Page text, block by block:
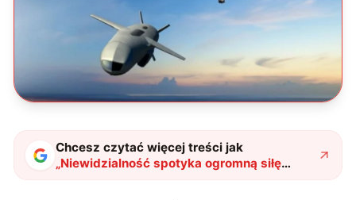
Chcesz czytać więcej treści jak
„Niewidzialność spotyka ogromną siłę
ognia. Niemcy wyciągną asa z rękawa"?